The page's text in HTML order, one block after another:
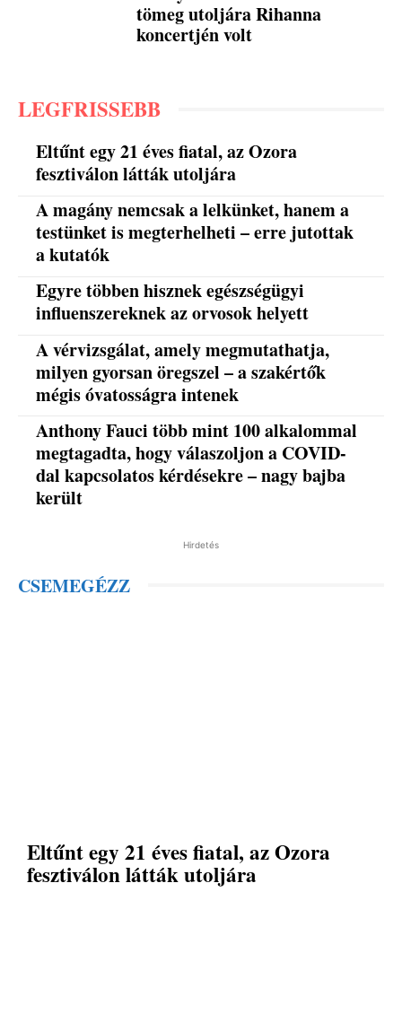
tömeg utoljára Rihanna
koncertjén volt
LEGFRISSEBB
Eltűnt egy 21 éves fiatal, az Ozora
fesztiválon látták utoljára
A magány nemcsak a lelkünket, hanem a
testünket is megterhelheti – erre jutottak
a kutatók
Egyre többen hisznek egészségügyi
influenszereknek az orvosok helyett
A vérvizsgálat, amely megmutathatja,
milyen gyorsan öregszel – a szakértők
mégis óvatosságra intenek
Anthony Fauci több mint 100 alkalommal
megtagadta, hogy válaszoljon a COVID-
dal kapcsolatos kérdésekre – nagy bajba
került
Hirdetés
CSEMEGÉZZ
Eltűnt egy 21 éves fiatal, az Ozora
fesztiválon látták utoljára